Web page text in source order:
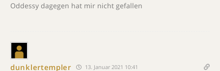
Oddessy dagegen hat mir nicht gefallen
dunklertempler 13. Januar 2021 10:41